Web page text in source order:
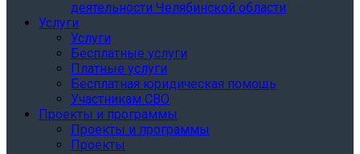
деятельности Челябинской области
Услуги
Услуги
Бесплатные услуги
Платные услуги
Бесплатная юридическая помощь
Участникам СВО
Проекты и программы
Проекты и программы
Проекты